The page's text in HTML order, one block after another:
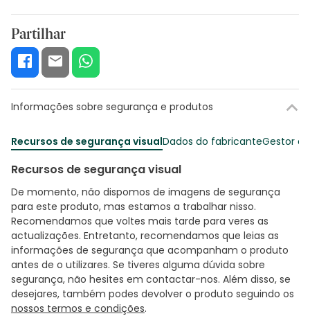
Partilhar
Informações sobre segurança e produtos
Recursos de segurança visualDados do fabricanteGestor
Recursos de segurança visual
De momento, não dispomos de imagens de segurança
para este produto, mas estamos a trabalhar nisso.
Recomendamos que voltes mais tarde para veres as
actualizações. Entretanto, recomendamos que leias as
informações de segurança que acompanham o produto
antes de o utilizares. Se tiveres alguma dúvida sobre
segurança, não hesites em contactar-nos. Além disso, se
desejares, também podes devolver o produto seguindo os
nossos termos e condições.